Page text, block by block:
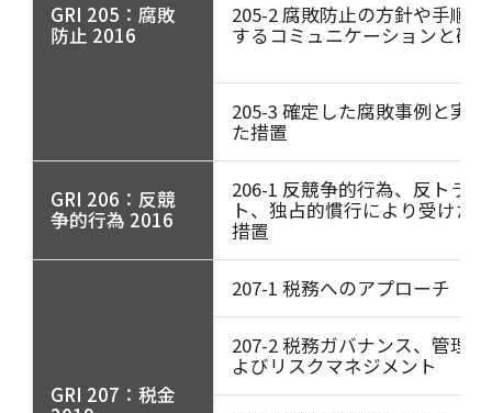
GRI 205：腐敗
防止 2016
205-2 腐敗防止の方針や手順
するコミュニケーションと研
205-3 確定した腐敗事例と実
た措置
GRI 206：反競
争的行為 2016
206-1 反競争的行為、反トラス
ト、独占的慣行により受けた
措置
GRI 207：税金
207-1 税務へのアプローチ
207-2 税務ガバナンス、管理
よびリスクマネジメント